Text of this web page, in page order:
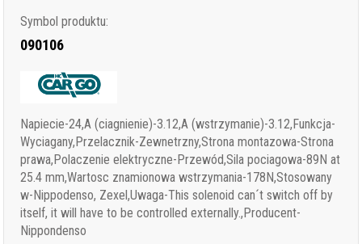
Symbol produktu:
090106
Napiecie-24,A (ciagnienie)-3.12,A (wstrzymanie)-3.12,Funkcja-
Wyciagany,Przelacznik-Zewnetrzny,Strona montazowa-Strona
prawa,Polaczenie elektryczne-Przewód,Sila pociagowa-89N at
25.4 mm,Wartosc znamionowa wstrzymania-178N,Stosowany
w-Nippodenso, Zexel,Uwaga-This solenoid can´t switch off by
itself, it will have to be controlled externally.,Producent-
Nippondenso